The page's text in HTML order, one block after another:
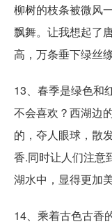
柳树的枝条被微风
飘舞。让我想起了
高，万条垂下绿丝
13、春季是绿色和
不会喜欢？西湖边
的，夺人眼球，散
香.同时让人们注意
湖水中，显得更加
14、乘着古色古香